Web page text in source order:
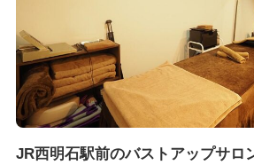
JR西明石駅前のバストアップサロ